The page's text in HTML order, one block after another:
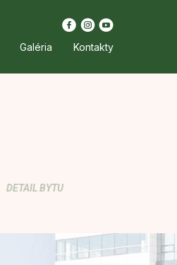
Galéria Kontakty
DETAIL BYTU